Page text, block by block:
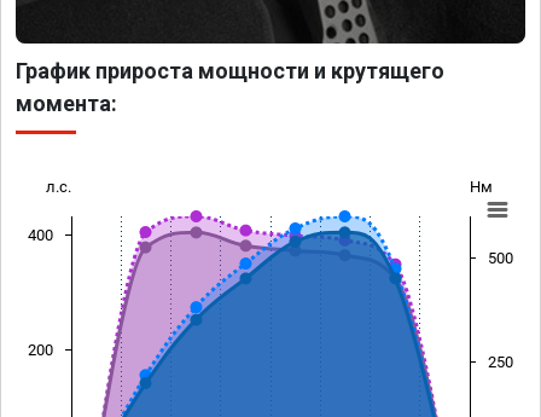
График прироста мощности и крутящего
момента:
л.с. Нм
200
400
250
500